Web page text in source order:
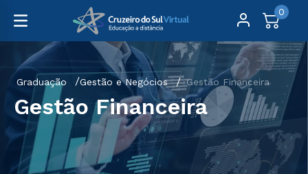
0
Graduação Gestão e Negócios Gestão Financeira
Gestão Financeira